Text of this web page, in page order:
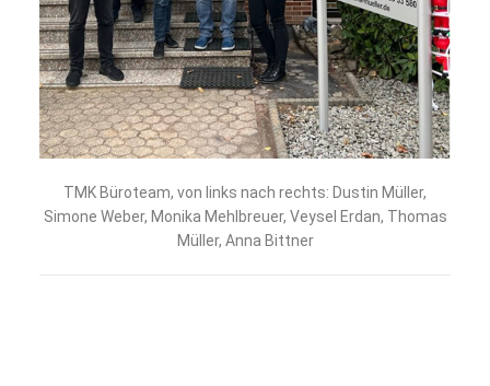
TMK Büroteam, von links nach rechts: Dustin Müller,
Simone Weber, Monika Mehlbreuer, Veysel Erdan, Thomas
Müller, Anna Bittner